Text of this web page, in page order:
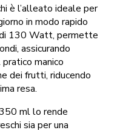
è l’alleato ideale per
in modo rapido
130 Watt, permette
assicurando
manico
dei frutti, riducendo
resa.
ml lo rende
sia per una